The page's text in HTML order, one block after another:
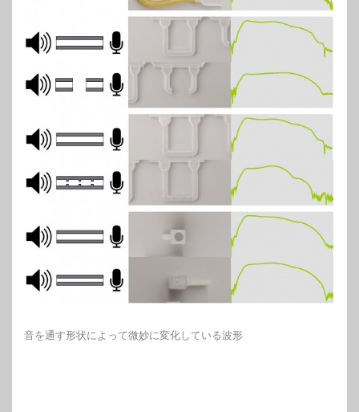
音を通す形状によって微妙に変化している波形